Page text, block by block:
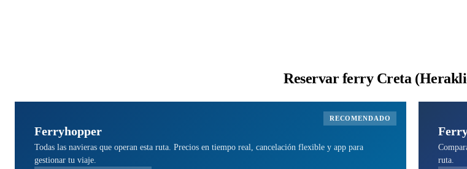
Reservar ferry Creta
RECOMENDADO
Ferryhopper
Todas las navieras que operan esta ruta. Precios en tiempo real, cancelación flexible y app para
gestionar tu viaje.
ruta.